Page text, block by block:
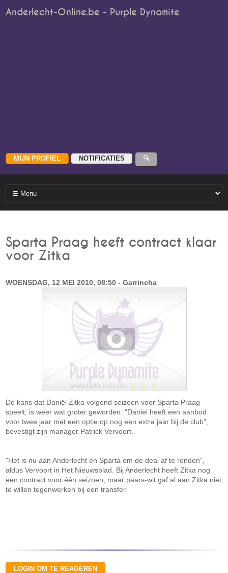
Anderlecht-Online.be - Purple Dynamite
Sparta Praag heeft contract klaar
voor Zitka
WOENSDAG, 12 MEI 2010, 08:50 - Garrincha
De kans dat Daniël Zitka volgend seizoen voor Sparta Praag
speelt, is weer wat groter geworden. "Daniël heeft een aanbod
voor twee jaar met een optie op nog een extra jaar bij de club",
bevestigt zijn manager Patrick Vervoort.
"Het is nu aan Anderlecht en Sparta om de deal af te ronden",
aldus Vervoort in Het Nieuwsblad. Bij Anderlecht heeft Zitka nog
een contract voor één seizoen, maar paars-wit gaf al aan Zitka niet
te willen tegenwerken bij een transfer.